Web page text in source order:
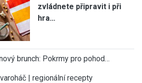
zvládnete připravit i při
hra…
brunch: Pokrmy pro pohod…
| regionální recepty